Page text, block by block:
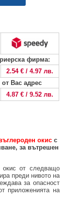
PRO
СЕ
СЕ СТРАНИЦИ
фирма:
2.54 € / 4.97 лв.
Вас адрес
4.87 € / 9.52 лв.
окис с
за вътрешен
от следващо
преди нивото на
за опасност
приложенията на